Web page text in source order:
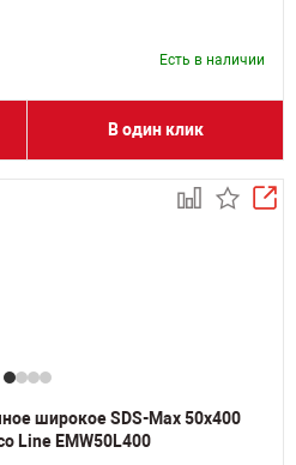
Есть в наличии
В один клик
широкое SDS-Max 50х400
Line EMW50L400